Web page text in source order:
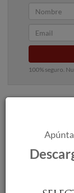
100% seguro.
Articulos